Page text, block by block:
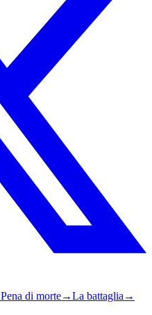
Pena di morte→La battaglia →